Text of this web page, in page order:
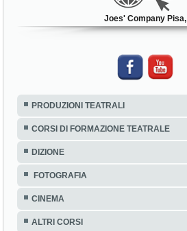
Joes' Company Pisa,
PRODUZIONI TEATRALI
CORSI DI FORMAZIONE TEATRALE
DIZIONE
FOTOGRAFIA
CINEMA
ALTRI CORSI